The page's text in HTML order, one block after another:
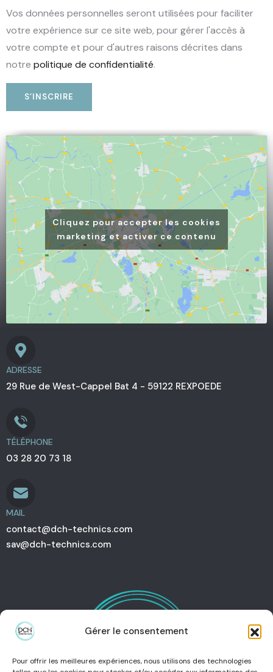
Gérer le consentement
Pour offrir les meilleures expériences, nous utilisons des technologies
Vos données personnelles seront utilisées pour faciliter
votre expérience sur ce site web, pour gérer l'accès à
votre compte et pour d'autres raisons décrites dans
notre politique de confidentialité.
S’INSCRIRE
Alternative:
Cliquez pour accepter les cookies
marketing et activer ce contenu
ADRESSE
29 Rue de West-Cappel Bat 4 - 59122 REXPOEDE
TÉLÉPHONE
03 28 20 73 18
MAIL
contact@dch-technics.com
sav@dch-technics.com